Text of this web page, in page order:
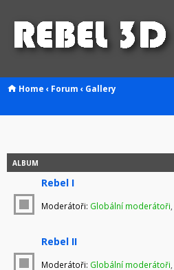
Home ‹ Forum ‹ Gallery
ALBUM
Rebel I
Moderátoři: Globální moderátoři
Rebel II
Moderátoři: Globální moderátoři